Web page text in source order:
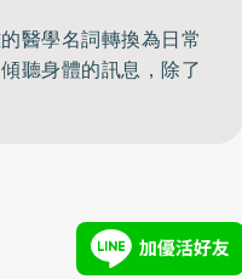
醫學名詞轉換為日常
聽身體的訊息，除了